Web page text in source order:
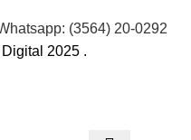
(3564) 20-0292
2025 .